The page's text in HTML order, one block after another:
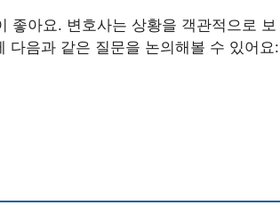
좋아요. 변호사는 상황을 객관적으로 보
다음과 같은 질문을 논의해볼 수 있어요: